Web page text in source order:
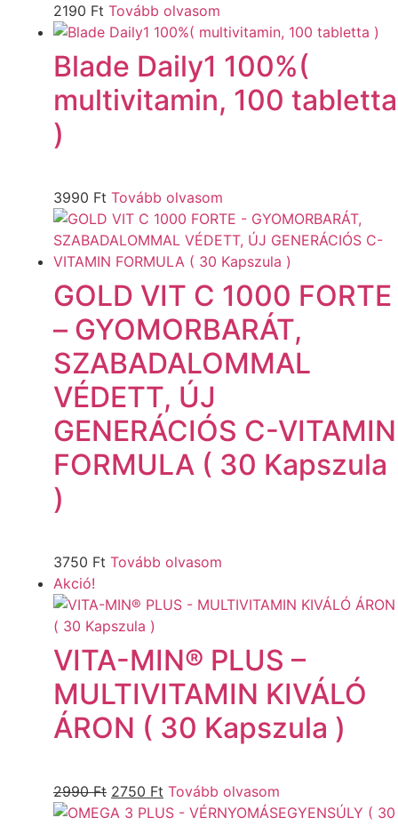
2190 Ft Tovább olvasom
Blade Daily1 100%(
multivitamin, 100 tabletta
)
3990 Ft Tovább olvasom
GOLD VIT C 1000 FORTE
– GYOMORBARÁT,
SZABADALOMMAL
VÉDETT, ÚJ
GENERÁCIÓS C-VITAMIN
FORMULA ( 30 Kapszula
)
3750 Ft Tovább olvasom
Akció!
VITA-MIN® PLUS –
MULTIVITAMIN KIVÁLÓ
ÁRON ( 30 Kapszula )
2990Ft 2750 Ft Tovább olvasom